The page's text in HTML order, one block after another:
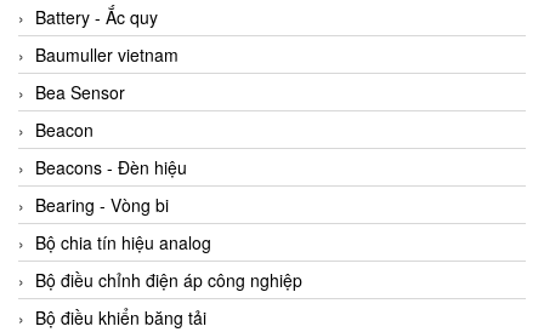
ACCUMAC Vietnam
AccuWeb Vietnam
Acey
ACOEM Vietnam
ADCA Vietnam
ADFweb Vietnam
Adler Vietnam
Ados Vietnam
Advanced Energy Vietnam
Battery - Ắc quy
Baumuller vietnam
Bea Sensor
Beacon
Beacons - Đèn hiệu
Bearing - Vòng bi
Bộ chia tín hiệu analog
Bộ điều chỉnh điện áp công nghiệp
Bộ điều khiển băng tải